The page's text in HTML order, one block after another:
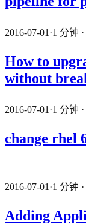
2016-07-01 ·1 分钟 ·
How to
without
2016-07-01 ·1 分钟 ·
change rhel
2016-07-01 ·1 分钟 ·
Adding